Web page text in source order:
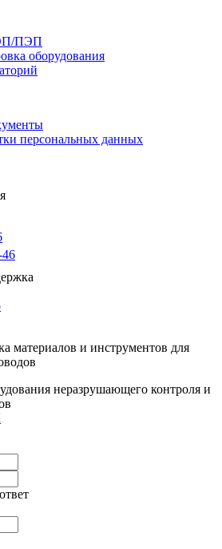
ПЭП
оборудования
персональных данных
46
материалов и инструментов для
неразрушающего контроля и